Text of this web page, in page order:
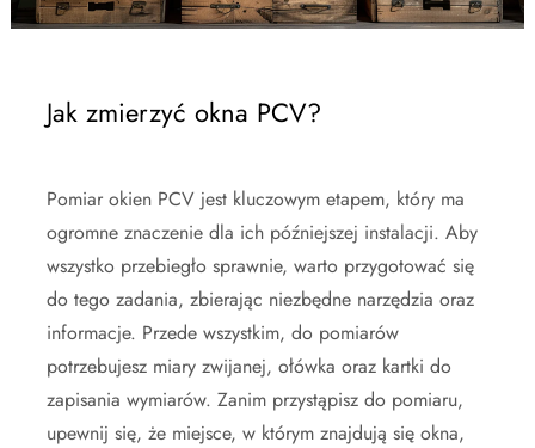
Jak zmierzyć okna PCV?
Pomiar okien PCV jest kluczowym etapem, który ma
ogromne znaczenie dla ich późniejszej instalacji. Aby
wszystko przebiegło sprawnie, warto przygotować się
do tego zadania, zbierając niezbędne narzędzia oraz
informacje. Przede wszystkim, do pomiarów
potrzebujesz miary zwijanej, ołówka oraz kartki do
zapisania wymiarów. Zanim przystąpisz do pomiaru,
upewnij się, że miejsce, w którym znajdują się okna,